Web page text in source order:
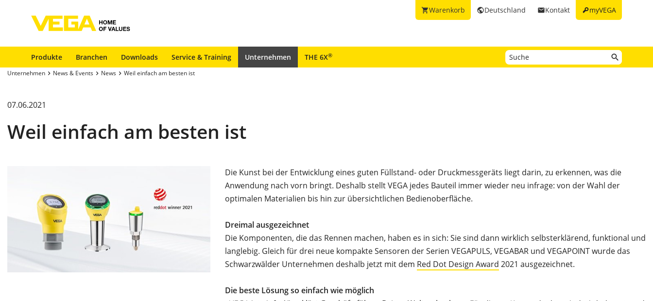
keymyVEGA
emailKontakt
publicDeutschland
shopping_cartWarenkorb
Produkte Branchen Downloads Service & Training Unternehmen THE 6X®
Unternehmen News & Events News Weil einfach am besten ist
07.06.2021
Weil einfach am besten ist
Die Kunst bei der Entwicklung eines guten Füllstand- oder Druckmessgeräts liegt darin, zu erkennen, was die
Anwendung nach vorn bringt. Deshalb stellt VEGA jedes Bauteil immer wieder neu infrage: von der Wahl der
optimalen Materialien bis hin zur übersichtlichen Bedienoberfläche.
Dreimal ausgezeichnet
Die Komponenten, die das Rennen machen, haben es in sich: Sie sind dann wirklich selbsterklärend, funktional und
langlebig. Gleich für drei neue kompakte Sensoren der Serien VEGAPULS, VEGABAR und VEGAPOINT wurde das
Schwarzwälder Unternehmen deshalb jetzt mit dem Red Dot Design Award 2021 ausgezeichnet.
Die beste Lösung so einfach wie möglich